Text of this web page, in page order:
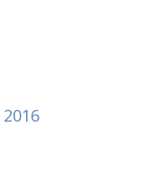
2016